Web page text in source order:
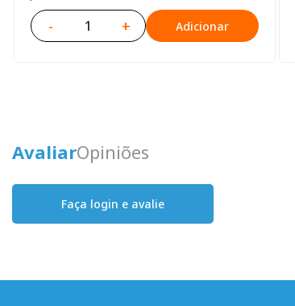
- + Adicionar
AvaliarOpiniões
Faça login e avalie